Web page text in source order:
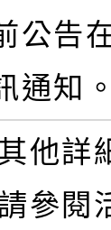
公告
通知。
他詳
參閱